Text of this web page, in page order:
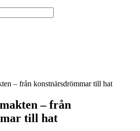
– från konstnärsdrömmar till hat
– från
till hat